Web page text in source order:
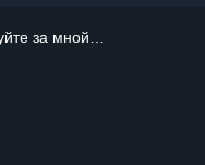
за мной…